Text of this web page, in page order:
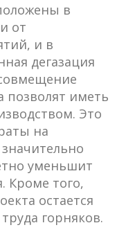
в
от
и в
дегазация
позволят иметь
Это
на
уменьшит
Кроме того,
остается
горняков.